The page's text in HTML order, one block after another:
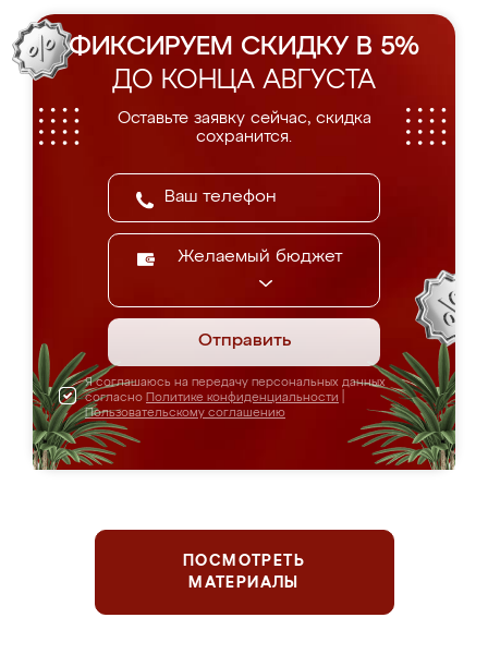
ФИКСИРУЕМ СКИДКУ В 5%
ДО КОНЦА АВГУСТА
Оставьте заявку сейчас, скидка
сохранится.
Желаемый бюджет
Отправить
Я соглашаюсь на передачу персональных данных
согласно Политике конфиденциальности
Пользовательскому соглашению
ПОСМОТРЕТЬ
МАТЕРИАЛЫ